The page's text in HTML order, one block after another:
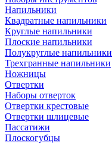
Напильники
Квадратные напильники
Круглые напильники
Плоские напильники
Полукруглые напильники
Трехгранные напильники
Ножницы
Отвертки
Наборы отверток
Отвертки крестовые
Отвертки шлицевые
Пассатижи
Плоскогубцы